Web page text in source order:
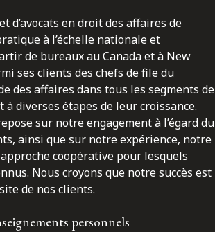
d’avocats en droit des affaires de
à l’échelle nationale et
de bureaux au Canada et à New
ses clients des chefs de file du
des affaires dans tous les segments de
à diverses étapes de leur croissance.
sur notre engagement à l’égard du
ainsi que sur notre expérience, notre
coopérative pour lesquels
Nous croyons que notre succès est
de nos clients.
personnels